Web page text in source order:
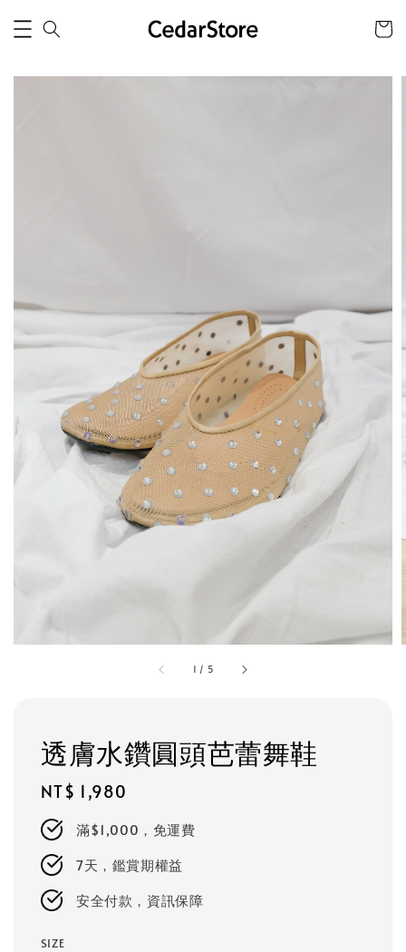
1 / 5
透膚水鑽圓頭芭蕾舞鞋
Regular
price
NT$ 1,980
滿$1,000，免運費
7天，鑑賞期權益
安全付款，資訊保障
SIZE